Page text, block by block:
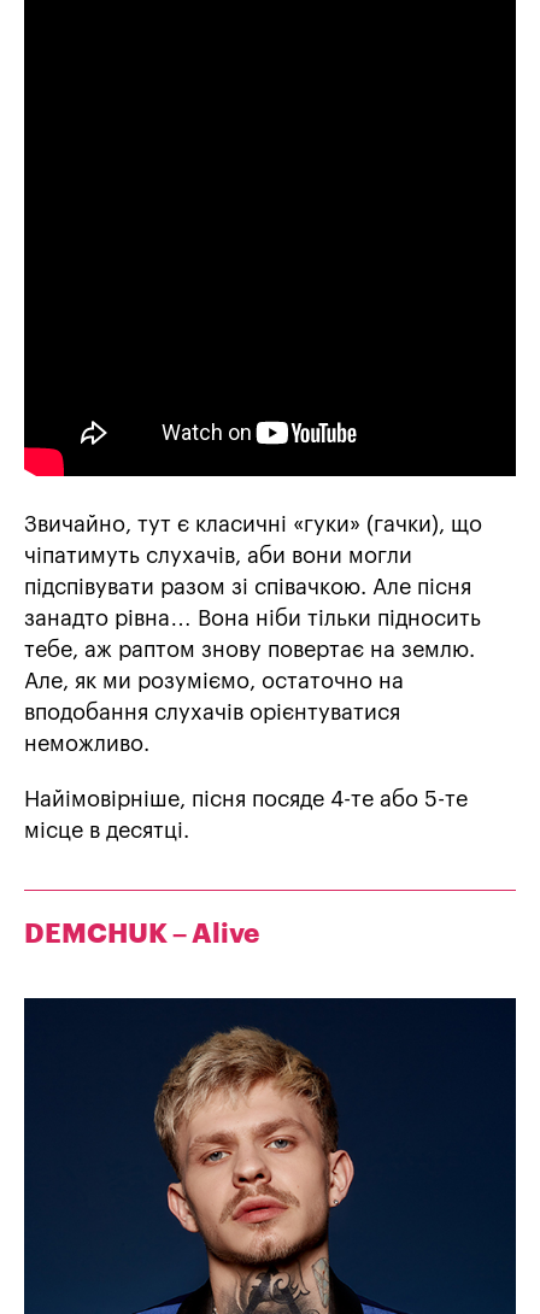
Звичайно, тут є класичні «гуки» (гачки), що
чіпатимуть слухачів, аби вони могли
підспівувати разом зі співачкою. Але пісня
занадто рівна… Вона ніби тільки підносить
тебе, аж раптом знову повертає на землю.
Але, як ми розуміємо, остаточно на
вподобання слухачів орієнтуватися
неможливо.
Найімовірніше, пісня посяде 4-те або 5-те
місце в десятці.
DEMCHUK – Alive